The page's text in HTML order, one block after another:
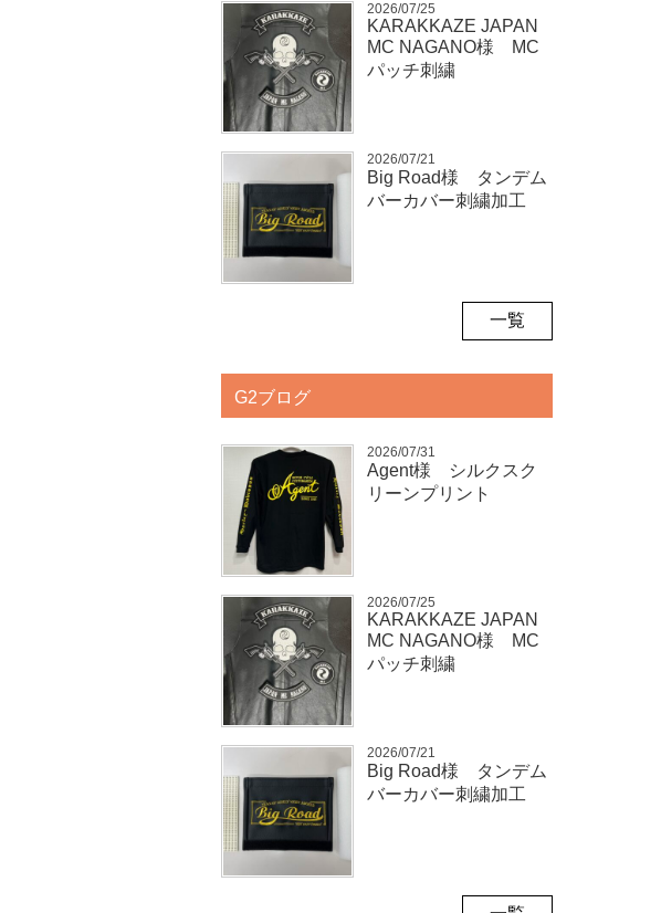
2026/07/25
KARAKKAZE JAPAN
MC NAGANO様 MC
パッチ刺繍
2026/07/21
Big Road様 タンデム
バーカバー刺繍加工
一覧
G2ブログ
2026/07/31
Agent様 シルクスク
リーンプリント
2026/07/25
KARAKKAZE JAPAN
MC NAGANO様 MC
パッチ刺繍
2026/07/21
Big Road様 タンデム
バーカバー刺繍加工